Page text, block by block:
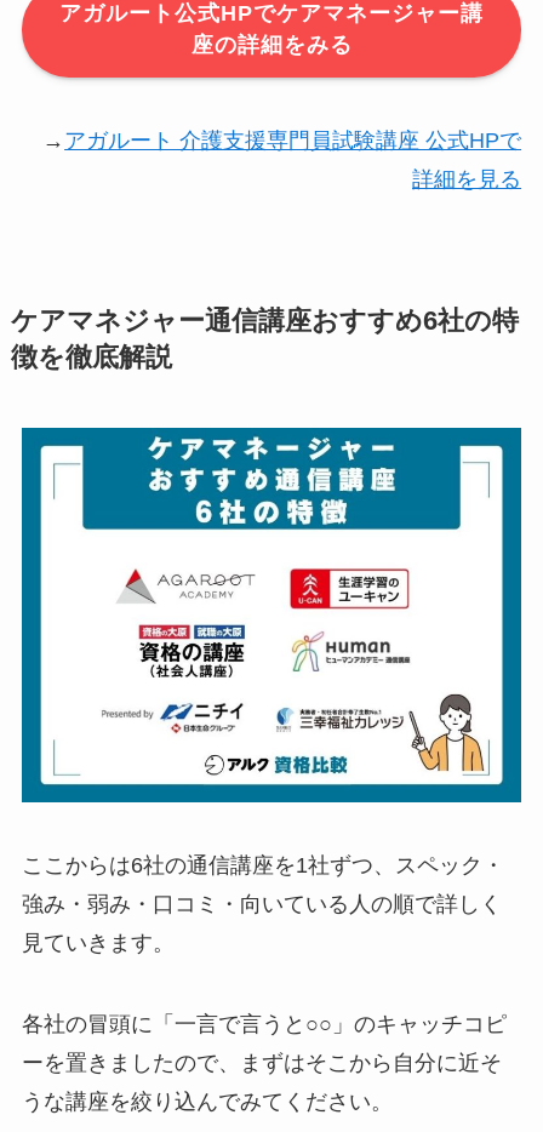
アガルート公式HPでケアマネージャー講
座の詳細をみる
→ アガルート 介護支援専門員試験講座 公式HPで
詳細を見る
ケアマネジャー通信講座おすすめ6社の特
徴を徹底解説
ここからは6社の通信講座を1社ずつ、スペック・
強み・弱み・口コミ・向いている人の順で詳しく
見ていきます。
各社の冒頭に「一言で言うと○○」のキャッチコピ
ーを置きましたので、まずはそこから自分に近そ
うな講座を絞り込んでみてください。